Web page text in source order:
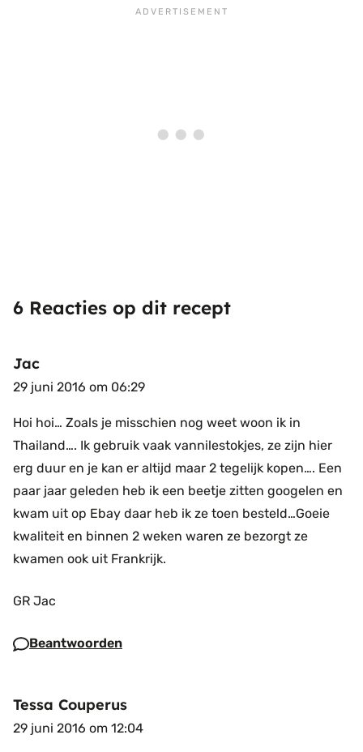
6 Reacties op dit recept
Jac
29 juni 2016 om 06:29
Hoi hoi… Zoals je misschien nog weet woon ik in
Thailand…. Ik gebruik vaak vannilestokjes, ze zijn hier
erg duur en je kan er altijd maar 2 tegelijk kopen…. Een
paar jaar geleden heb ik een beetje zitten googelen en
kwam uit op Ebay daar heb ik ze toen besteld…Goeie
kwaliteit en binnen 2 weken waren ze bezorgt ze
kwamen ook uit Frankrijk.
GR Jac
Beantwoorden
Tessa Couperus
29 juni 2016 om 12:04